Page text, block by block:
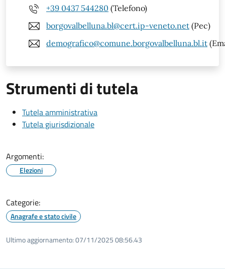
+39 0437 544280 (Telefono)
borgovalbelluna.bl@cert.ip-veneto.net (Pec)
demografico@comune.borgovalbelluna.bl.it
Strumenti di tutela
Tutela amministrativa
Tutela giurisdizionale
Argomenti:
Elezioni
Categorie:
Anagrafe e stato civile
Ultimo aggiornamento:07/11/2025 08:56.43